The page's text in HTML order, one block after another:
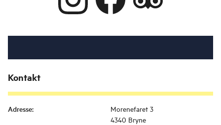
Kontakt
Adresse:
Morenefaret 3
4340 Bryne